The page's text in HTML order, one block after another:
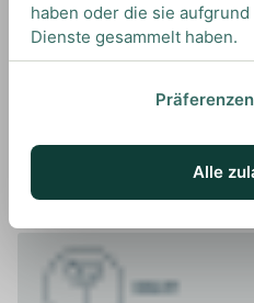
DRINKS MIT G-VINE?
EMPFEHLUNGEN
haben oder die sie
Dienste gesammelt haben.
Alle